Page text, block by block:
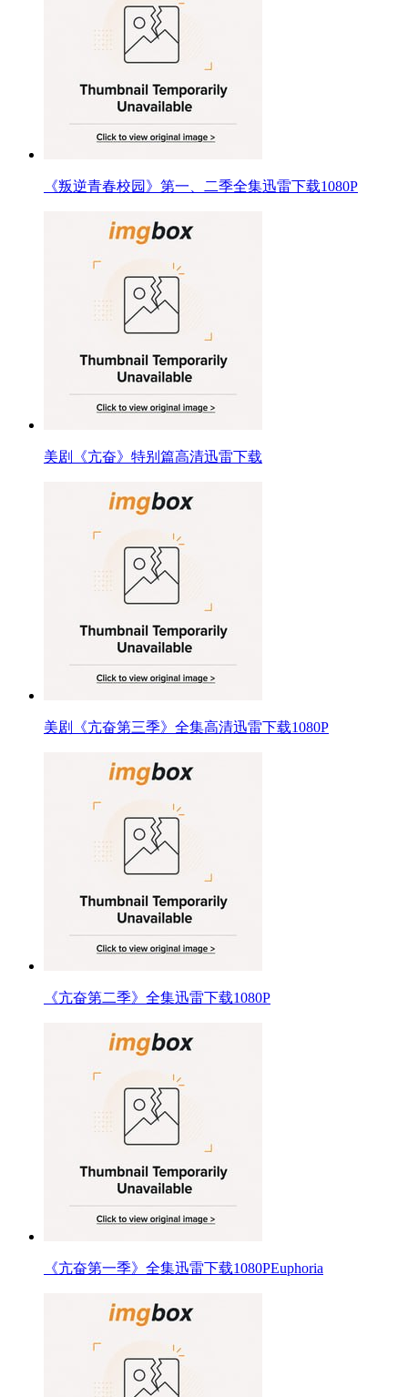
《叛逆青春校园》第一、二季全集迅雷下载1080P
美剧《亢奋》特别篇高清迅雷下载
美剧《亢奋第三季》全集高清迅雷下载1080P
《亢奋第二季》全集迅雷下载1080P
《亢奋第一季》全集迅雷下载1080PEuphoria